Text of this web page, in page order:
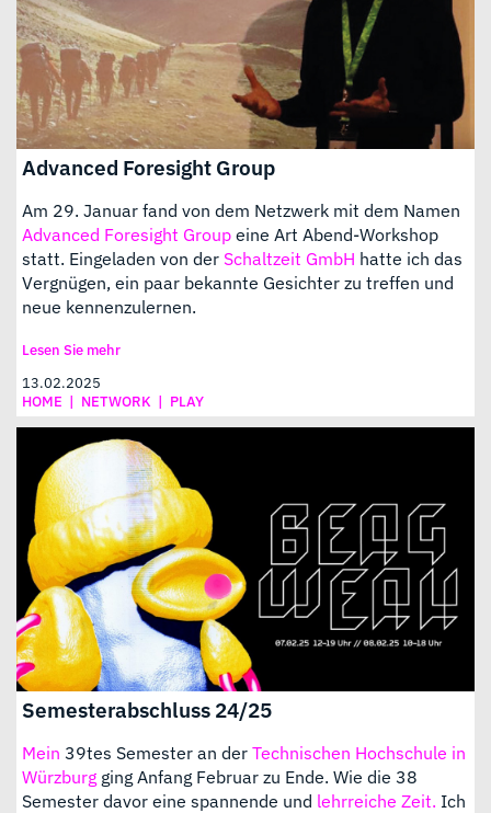
Advanced Foresight Group
Am 29. Januar fand von dem Netzwerk mit dem Namen
Advanced Foresight Group eine Art Abend-Workshop
statt. Eingeladen von der Schaltzeit GmbH hatte ich das
Vergnügen, ein paar bekannte Gesichter zu treffen und
neue kennenzulernen.
Lesen Sie mehr
13.02.2025
HOME | NETWORK | PLAY
Semesterabschluss 24/25
Mein 39tes Semester an der Technischen Hochschule in
Würzburg ging Anfang Februar zu Ende. Wie die 38
Semester davor eine spannende und lehrreiche Zeit. Ich